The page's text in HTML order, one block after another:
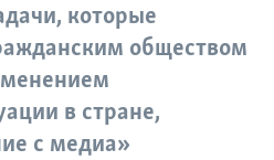
которые
обществом
в стране,
с медиа»